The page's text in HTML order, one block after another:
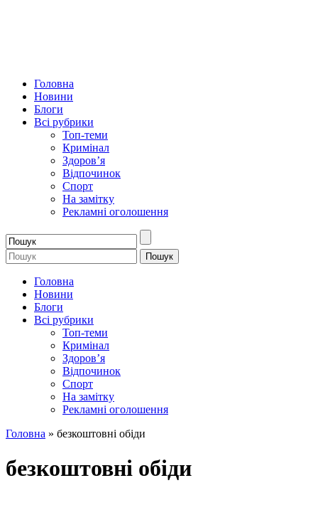
Головна
Новини
Блоги
Всі рубрики
Топ-теми
Кримінал
Здоров’я
Відпочинок
Спорт
На замітку
Рекламні оголошення
Головна
Новини
Блоги
Всі рубрики
Топ-теми
Кримінал
Здоров’я
Відпочинок
Спорт
На замітку
Рекламні оголошення
Головна » безкоштовні обіди
безкоштовні обіди